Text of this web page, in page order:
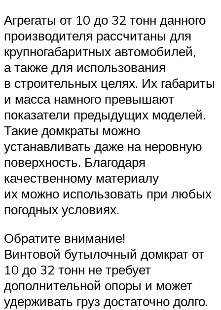
Агрегаты от 10 до 32 тонн данного
производителя рассчитаны для
крупногабаритных автомобилей,
а также для использования
в строительных целях. Их габариты
и масса намного превышают
показатели предыдущих моделей.
Такие домкраты можно
устанавливать даже на неровную
поверхность. Благодаря
качественному материалу
их можно использовать при любых
погодных условиях.
Обратите внимание!
Винтовой бутылочный домкрат от
10 до 32 тонн не требует
дополнительной опоры и может
удерживать груз достаточно долго.